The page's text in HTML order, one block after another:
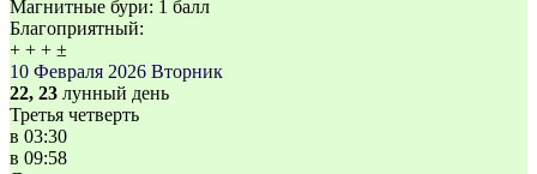
Магнитные бури: 1 балл
Благоприятный:
+ + + ±
10 Февраля 2026 Вторник
22, 23 лунный день
Третья четверть
в 03:30
в 09:58